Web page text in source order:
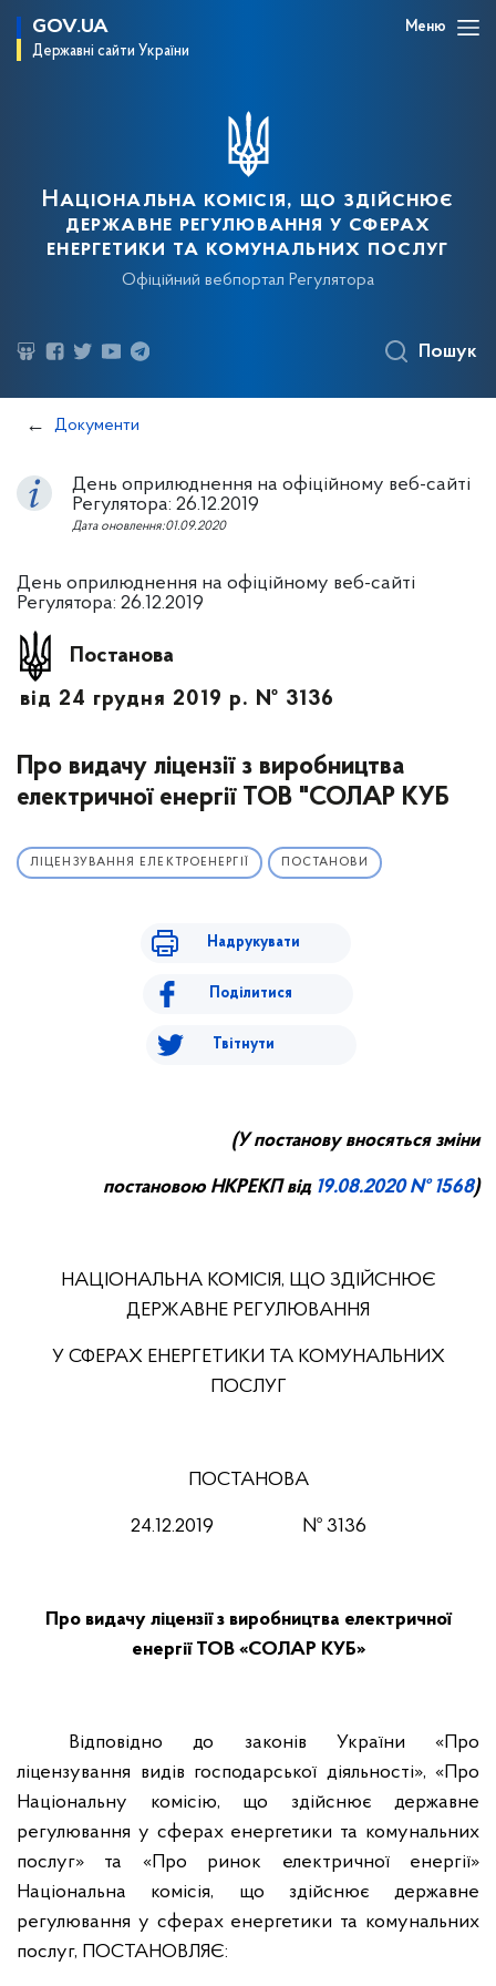
GOV.UA
Державні сайти України
Меню
Національна комісія, що здійснює
державне регулювання у сферах
енергетики та комунальних послуг
Офіційний вебпортал Регулятора
Пошук
Документи
День оприлюднення на офіційному веб-сайті
Регулятора: 26.12.2019
Дата оновлення:01.09.2020
День оприлюднення на офіційному веб-сайті
Регулятора: 26.12.2019
Постанова
від 24 грудня 2019 р. № 3136
Про видачу ліцензії з виробництва
електричної енергії ТОВ "СОЛАР КУБ
ЛІЦЕНЗУВАННЯ ЕЛЕКТРОЕНЕРГІЇ ПОСТАНОВИ
Надрукувати
Поділитися
Твітнути
(У постанову вносяться зміни
постановою НКРЕКП від 19.08.2020№ 1568)
НАЦІОНАЛЬНА КОМІСІЯ, ЩО ЗДІЙСНЮЄ
ДЕРЖАВНЕ РЕГУЛЮВАННЯ
У СФЕРАХ ЕНЕРГЕТИКИ ТА КОМУНАЛЬНИХ
ПОСЛУГ
ПОСТАНОВА
24.12.2019 № 3136
Про видачу ліцензії з виробництва електричної
енергії ТОВ «СОЛАР КУБ»
Відповідно до законів України «Про
ліцензування видів господарської діяльності», «Про
Національну комісію, що здійснює державне
регулювання у сферах енергетики та комунальних
послуг» та «Про ринок електричної енергії»
Національна комісія, що здійснює державне
регулювання у сферах енергетики та комунальних
послуг, ПОСТАНОВЛЯЄ: